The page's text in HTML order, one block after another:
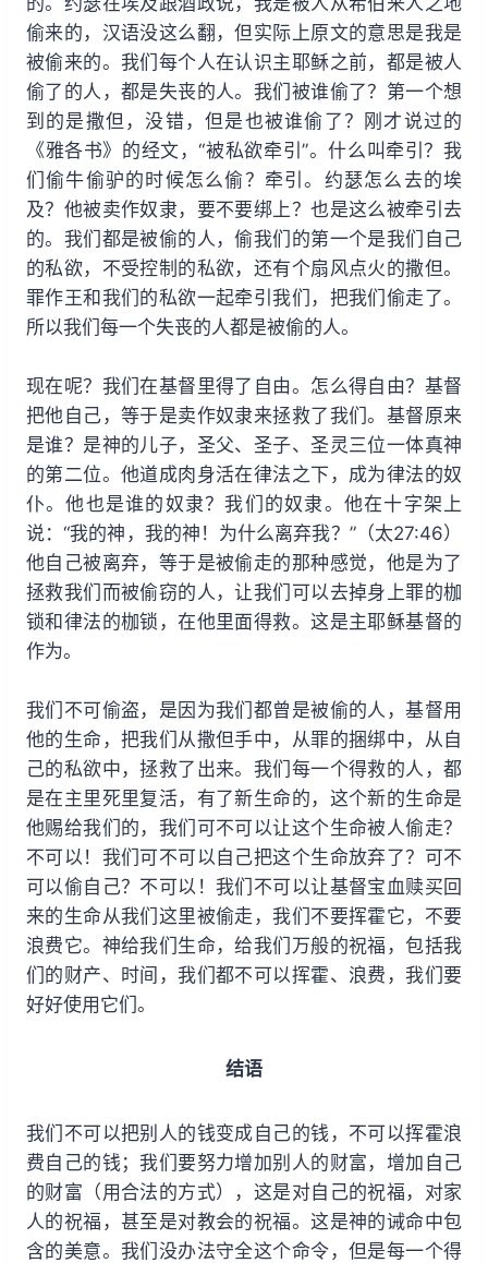
偷来的，汉语没这么翻，但实际上原文的意思是我是
被偷来的。我们每个人在认识主耶稣之前，都是被人
偷了的人，都是失丧的人。我们被谁偷了？第一个想
到的是撒但，没错，但是也被谁偷了？刚才说过的
《雅各书》的经文，“被私欲牵引”。什么叫牵引？我
们偷牛偷驴的时候怎么偷？牵引。约瑟怎么去的埃
及？他被卖作奴隶，要不要绑上？也是这么被牵引去
的。我们都是被偷的人，偷我们的第一个是我们自己
的私欲，不受控制的私欲，还有个扇风点火的撒但。
罪作王和我们的私欲一起牵引我们，把我们偷走了。
所以我们每一个失丧的人都是被偷的人。
现在呢？我们在基督里得了自由。怎么得自由？基督
把他自己，等于是卖作奴隶来拯救了我们。基督原来
是谁？是神的儿子，圣父、圣子、圣灵三位一体真神
的第二位。他道成肉身活在律法之下，成为律法的奴
仆。他也是谁的奴隶？我们的奴隶。他在十字架上
说：“我的神，我的神！为什么离弃我？”（太27:46）
他自己被离弃，等于是被偷走的那种感觉，他是为了
拯救我们而被偷窃的人，让我们可以去掉身上罪的枷
锁和律法的枷锁，在他里面得救。这是主耶稣基督的
作为。
我们不可偷盗，是因为我们都曾是被偷的人，基督用
他的生命，把我们从撒但手中，从罪的捆绑中，从自
己的私欲中，拯救了出来。我们每一个得救的人，都
是在主里死里复活，有了新生命的，这个新的生命是
他赐给我们的，我们可不可以让这个生命被人偷走？
不可以！我们可不可以自己把这个生命放弃了？可不
可以偷自己？不可以！我们不可以让基督宝血赎买回
来的生命从我们这里被偷走，我们不要挥霍它，不要
浪费它。神给我们生命，给我们万般的祝福，包括我
们的财产、时间，我们都不可以挥霍、浪费，我们要
好好使用它们。
结语
我们不可以把别人的钱变成自己的钱，不可以挥霍浪
费自己的钱；我们要努力增加别人的财富，增加自己
的财富（用合法的方式），这是对自己的祝福，对家
人的祝福，甚至是对教会的祝福。这是神的诫命中包
含的美意。我们没办法守全这个命令，但是每一个得